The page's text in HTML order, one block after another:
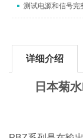
测试电源和信号完
详细介绍
日本菊